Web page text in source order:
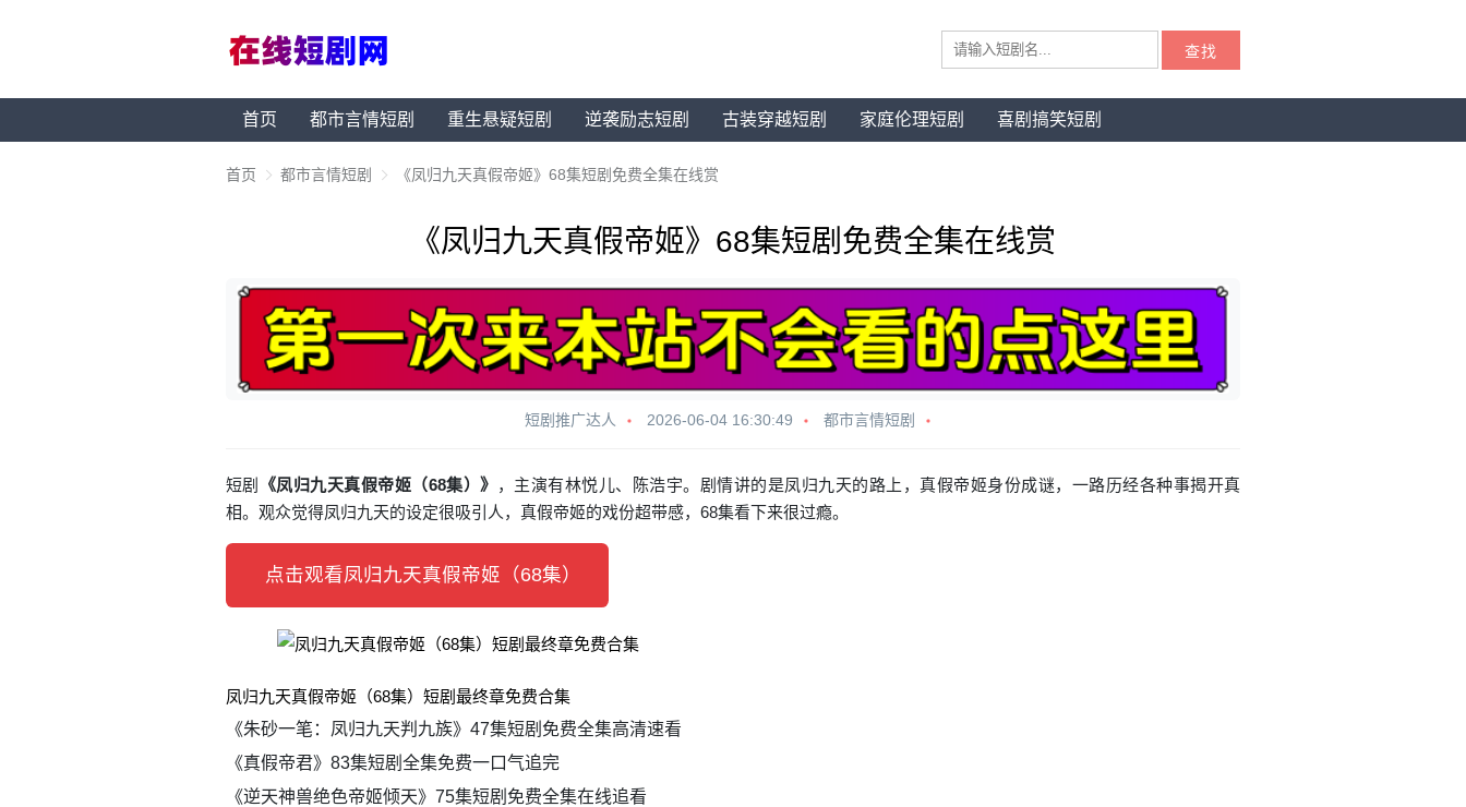
查找
首页 都市言情短剧 重生悬疑短剧 逆袭励志短剧 古装穿越短剧 家庭伦理短剧 喜剧搞笑短剧
首页 都市言情短剧 《凤归九天真假帝姬》68集短剧免费全集在线赏
《凤归九天真假帝姬》68集短剧免费全集在线赏
短剧推广达人 2026-06-04 16:30:49 都市言情短剧
短剧 《凤归九天真假帝姬（68集）》 ，主演有林悦儿、陈浩宇。剧情讲的是凤归九天的路上，真假帝姬身份成谜，一路历经各种事揭开真
相。观众觉得凤归九天的设定很吸引人，真假帝姬的戏份超带感，68集看下来很过瘾。
点击观看凤归九天真假帝姬（68集）
凤归九天真假帝姬（68集）短剧最终章免费合集
《朱砂一笔：凤归九天判九族》47集短剧免费全集高清速看
《真假帝君》83集短剧全集免费一口气追完
《逆天神兽绝色帝姬倾天》75集短剧免费全集在线追看